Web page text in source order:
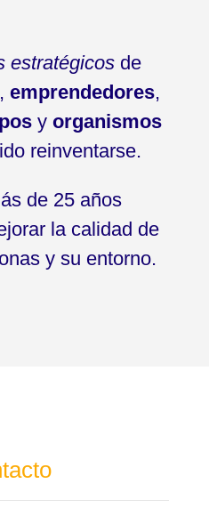
estratégicosde
emprendedores,
y organismos
reinventarse.
de 25 años
la calidad de
y su entorno.